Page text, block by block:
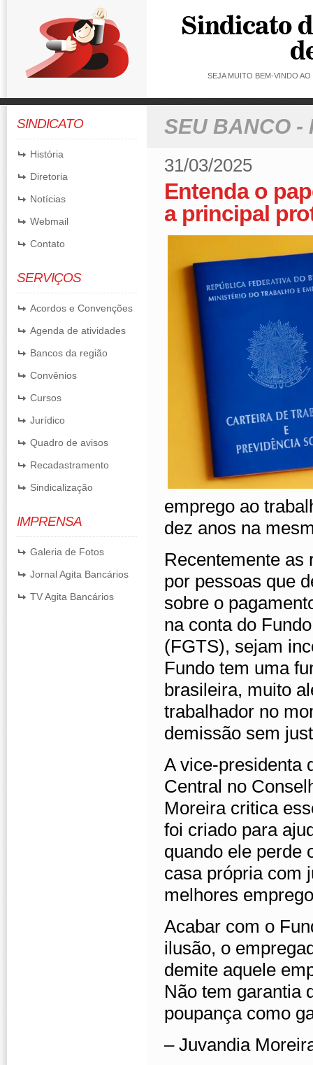
SEJA MUITO BEM-VINDO
SINDICATO
História
Diretoria
Notícias
Webmail
Contato
SERVIÇOS
Acordos e Convenções
Agenda de atividades
Bancos da região
Convênios
Cursos
Jurídico
Quadro de avisos
Recadastramento
Sindicalização
IMPRENSA
Galeria de Fotos
Jornal Agita Bancários
TV Agita Bancários
SEU BANCO -
31/03/2025
Entenda o
a principal
emprego ao
dez anos na
Recentemente as
por pessoas que
sobre o
na conta do
(FGTS), sejam
Fundo tem uma
brasileira, muito
trabalhador no
demissão sem
A vice-presidenta
Central no
Moreira critica
foi criado para
quando ele perde
casa própria com
melhores
Acabar com o
ilusão, o
demite aquele
Não tem garantia
poupança como
– Juvandia